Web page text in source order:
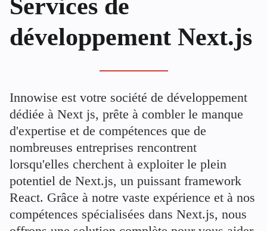
Services de
développement Next.js
Innowise est votre société de développement
dédiée à Next js, prête à combler le manque
d'expertise et de compétences que de
nombreuses entreprises rencontrent
lorsqu'elles cherchent à exploiter le plein
potentiel de Next.js, un puissant framework
React. Grâce à notre vaste expérience et à nos
compétences spécialisées dans Next.js, nous